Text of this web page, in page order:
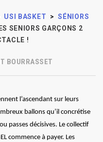
USI BASKET > SÉNIORS
SENIORS GARÇONS 2
!
BOURRASSET
l’ascendant sur leurs
ballons qu’il concrétise
passes décisives. Le collectif
commence à payer. Les